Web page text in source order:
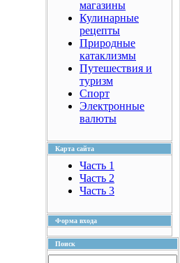
магазины
Кулинарные
рецепты
Природные
катаклизмы
Путешествия и
туризм
Спорт
Электронные
валюты
Карта сайта
Часть 1
Часть 2
Часть 3
Форма входа
Поиск